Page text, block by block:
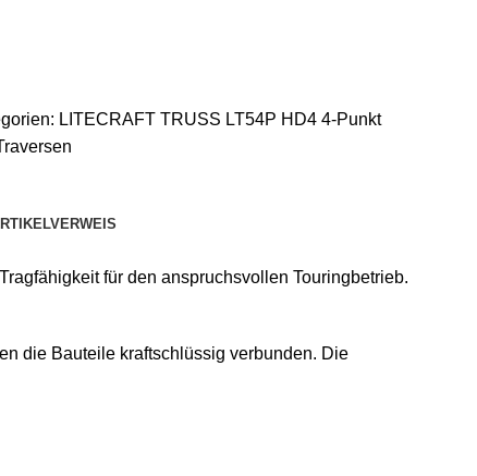
LITECRAFT TRUSS LT54P HD4 4-Punkt
für den anspruchsvollen Touringbetrieb.
die Bauteile kraftschlüssig verbunden. Die